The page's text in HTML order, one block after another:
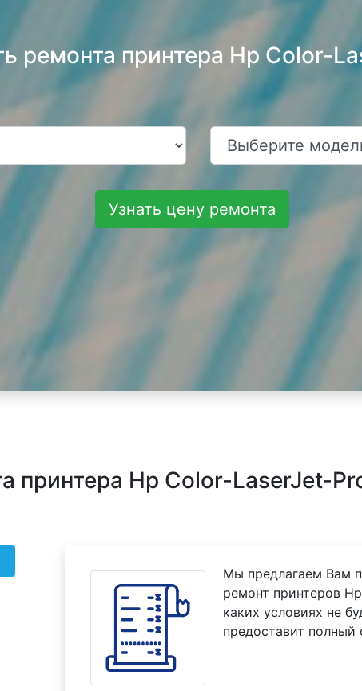
ремонта принтера Hp Color-
Узнать цену ремонта
принтера Hp Color-LaserJet-
Мы предлагаем Вам
ремонт принтеров
каких условиях не
предоставит полный